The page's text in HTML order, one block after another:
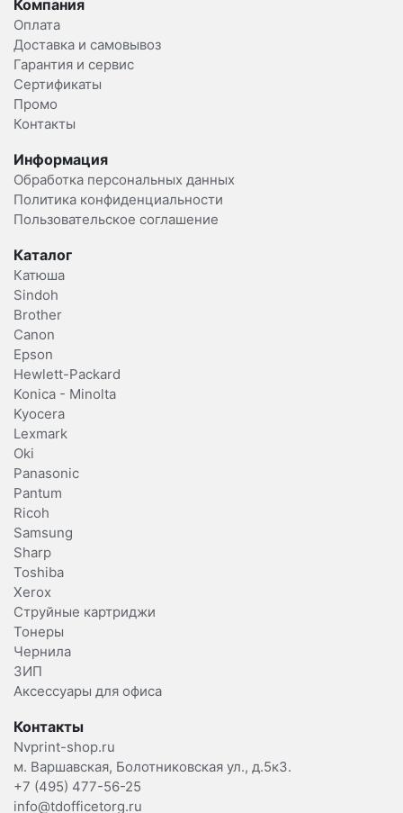
Компания
Оплата
Доставка и самовывоз
Гарантия и сервис
Сертификаты
Промо
Контакты
Информация
Обработка персональных данных
Политика конфиденциальности
Пользовательское соглашение
Каталог
Катюша
Sindoh
Brother
Canon
Epson
Hewlett-Packard
Konica - Minolta
Kyocera
Lexmark
Oki
Panasonic
Pantum
Ricoh
Samsung
Sharp
Toshiba
Xerox
Струйные картриджи
Тонеры
Чернила
ЗИП
Аксессуары для офиса
Контакты
Nvprint-shop.ru
м. Варшавская, Болотниковская ул., д.5к3.
+7 (495) 477-56-25
info@tdofficetorg.ru